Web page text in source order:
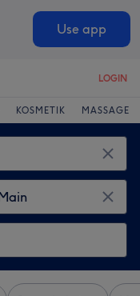
Use app
LOGIN
KOSMETIK MASSAGE